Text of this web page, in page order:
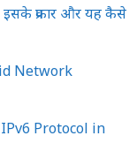
प्रकार और यह कैसे
Network
Protocol in